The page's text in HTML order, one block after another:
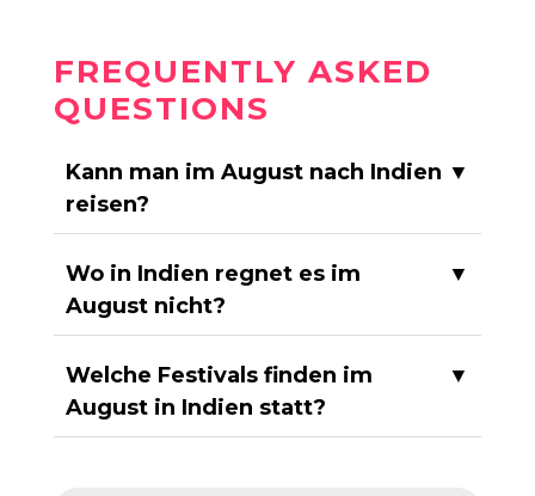
FREQUENTLY ASKED
QUESTIONS
Kann man im August nach Indien
reisen?
▼
Wo in Indien regnet es im
August nicht?
▼
Welche Festivals finden im
August in Indien statt?
▼